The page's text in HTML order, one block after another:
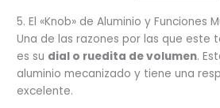
5. El «Knob» de Aluminio y Funciones
Una de las razones por las que este
es su dial o ruedita de volumen.
aluminio mecanizado y tiene una
excelente.